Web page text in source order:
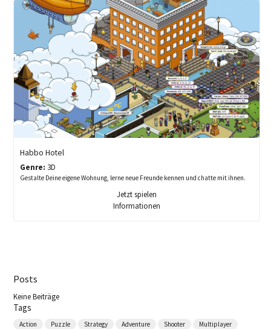
Habbo Hotel
Genre: 3D
Gestalte Deine eigene Wohnung, lerne neue Freunde kennen und chatte mit ihnen.
Jetzt spielen
Informationen
Posts
Keine Beiträge
Tags
Action Puzzle Strategy Adventure Shooter
Multiplayer